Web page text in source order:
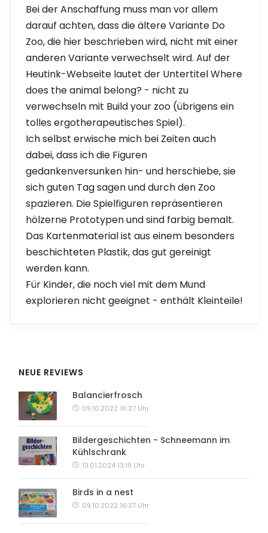
Bei der Anschaffung muss man vor allem
darauf achten, dass die ältere Variante Do
Zoo, die hier beschrieben wird, nicht mit einer
anderen Variante verwechselt wird. Auf der
Heutink-Webseite lautet der Untertitel Where
does the animal belong? - nicht zu
verwechseln mit Build your zoo (übrigens ein
tolles ergotherapeutisches Spiel).
Ich selbst erwische mich bei Zeiten auch
dabei, dass ich die Figuren
gedankenversunken hin- und herschiebe, sie
sich guten Tag sagen und durch den Zoo
spazieren. Die Spielfiguren repräsentieren
hölzerne Prototypen und sind farbig bemalt.
Das Kartenmaterial ist aus einem besonders
beschichteten Plastik, das gut gereinigt
werden kann.
Für Kinder, die noch viel mit dem Mund
explorieren nicht geeignet - enthält Kleinteile!
NEUE REVIEWS
Balancierfrosch
09.10.2022 16:37 Uhr
Bildergeschichten - Schneemann im
Kühlschrank
13.01.2024 13:19 Uhr
Birds in a nest
09.10.2022 16:37 Uhr